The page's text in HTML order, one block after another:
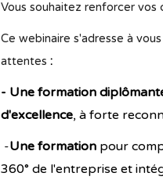
Vous souhaitez renforcer vos
Ce webinaire s'adresse à
attentes :
- Une formation
d'excellence, à forte
-Une formation pour
360° de l'entreprise et